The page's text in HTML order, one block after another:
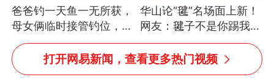
爸爸钓一天鱼一无所获，
母女俩临时接管钓位，用
玩具鱼竿钓上大鱼
华山论“毽”名场面上新！
网友：毽子不是你踢我
捡，我踢你捡吗
打开网易新闻，查看更多热门视频